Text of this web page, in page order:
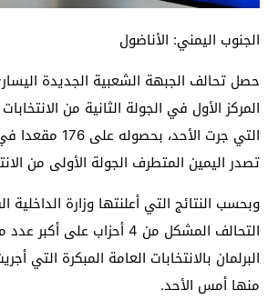
الجنوب اليمني: الأناضول
حصل تحالف الجبهة الشعبية الجديدة
المركز الأول في الجولة الثانية من
التي جرت الأحد،
تصدر اليمين المتطرف الجولة الأولى من
وبحسب النتائج التي أعلنتها وزارة الداخلية
التحالف المشكل من 4 أحزاب
البرلمان بالانتخابات العامة المبكرة التي
منها أمس الأحد.